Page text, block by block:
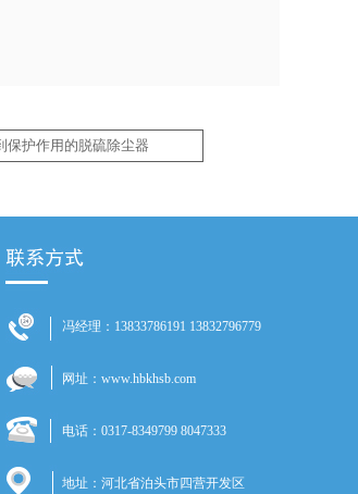
保护作用的脱硫除尘器
冯经理：13833786191 13832796779
网址：www.hbkhsb.com
电话：0317-8349799 8047333
地址：河北省泊头市四营开发区